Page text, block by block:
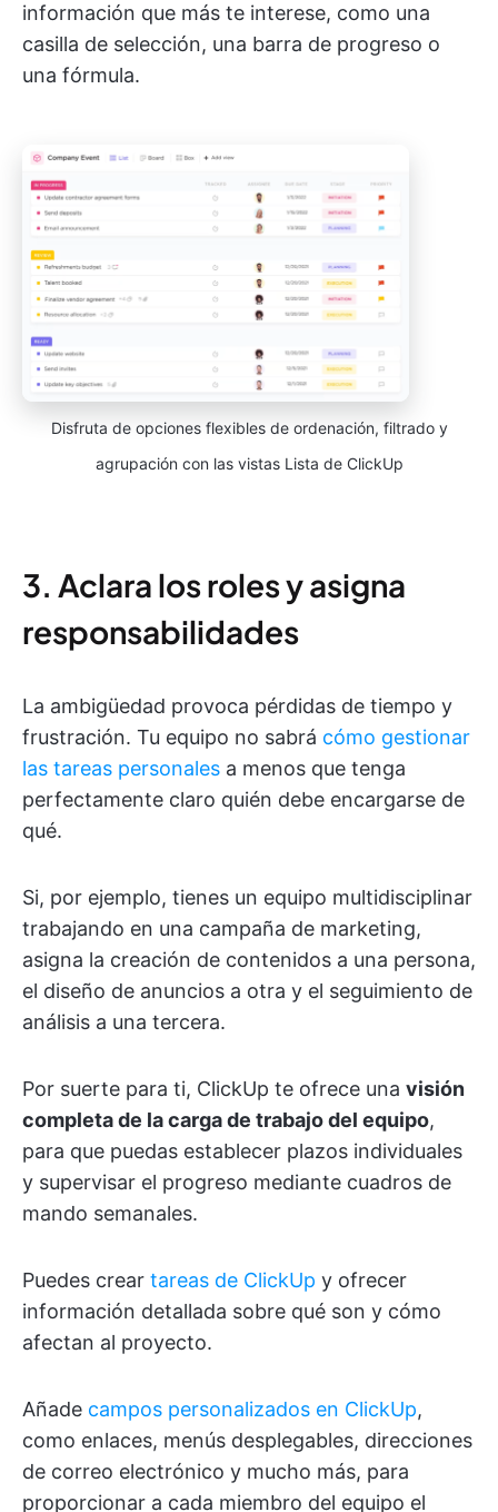
información que más te interese, como una
casilla de selección, una barra de progreso o
una fórmula.
Disfruta de opciones flexibles de ordenación, filtrado y
agrupación con las vistas Lista de ClickUp
3. Aclara los roles y asigna
responsabilidades
La ambigüedad provoca pérdidas de tiempo y
frustración. Tu equipo no sabrá cómo gestionar
las tareas personales a menos que tenga
perfectamente claro quién debe encargarse de
qué.
Si, por ejemplo, tienes un equipo multidisciplinar
trabajando en una campaña de marketing,
asigna la creación de contenidos a una persona,
el diseño de anuncios a otra y el seguimiento de
análisis a una tercera.
Por suerte para ti, ClickUp te ofrece una visión
completa de la carga de trabajo del equipo,
para que puedas establecer plazos individuales
y supervisar el progreso mediante cuadros de
mando semanales.
Puedes crear tareas de ClickUp y ofrecer
información detallada sobre qué son y cómo
afectan al proyecto.
Añade campos personalizados en ClickUp,
como enlaces, menús desplegables, direcciones
de correo electrónico y mucho más, para
proporcionar a cada miembro del equipo el